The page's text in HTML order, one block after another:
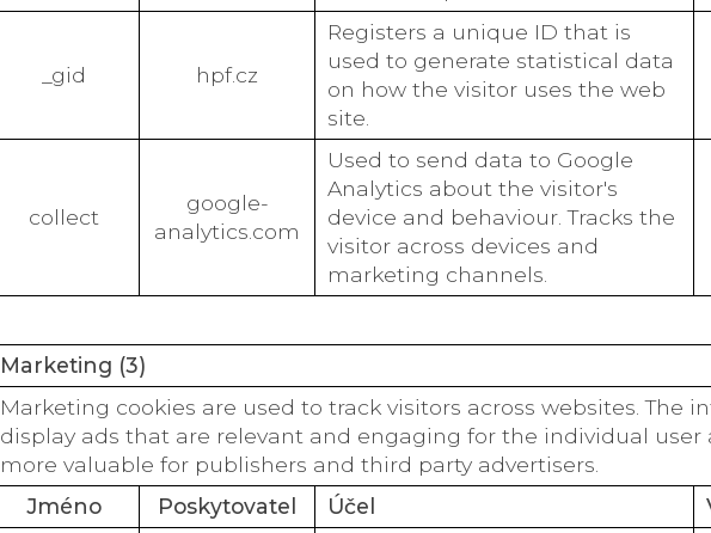
_gid hpf.cz
Registers a unique ID that is
used to generate statistical data
on how the visitor uses the web
site.
collect
google-
analytics.com
Used to send data to Google
Analytics about the visitor's
device and behaviour. Tracks the
visitor across devices and
marketing channels.
Marketing (3)
Marketing cookies are used to track visitors across websites. The
display ads that are relevant and engaging for the individual user
more valuable for publishers and third party advertisers.
Jméno
Poskytovatel Účel